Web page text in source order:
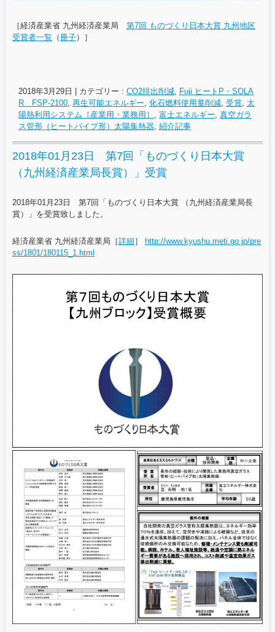
［経済産業省 九州経済産業局 第7回 ものづくり日本大賞 九州地区
受賞者一覧 （冊子）］
2018年3月29日 | カテゴリー : CO2排出削減 Fuji ヒートP・SOLA
R FSP-2100 再生可能エネルギー 化石燃料使用量削減 受賞 太
陽熱利用システム［産業用・業務用］
富士エネルギー 真空ガラ
ス管形（ヒートパイプ形）太陽集熱器 紹介記事
2018年01月23日 第7回「ものづくり日本大賞
（九州経済産業局長賞）」受賞
2018年01月23日 第7回「ものづくり日本大賞 （九州経済産業局長
賞）」を受賞致しました。
経済産業省 九州経済産業局［詳細 ］ http://www.kyushu.meti.go.jp/pre
ss/1801/180115_1.html